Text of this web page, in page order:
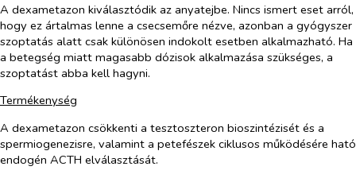
A dexametazon kiválasztódik az anyatejbe. Nincs ismert eset arról,
hogy ez ártalmas lenne a csecsemőre nézve, azonban a gyógyszer
szoptatás alatt csak különösen indokolt esetben alkalmazható. Ha
a betegség miatt magasabb dózisok alkalmazása szükséges, a
szoptatást abba kell hagyni.
Termékenység
A dexametazon csökkenti a tesztoszteron bioszintézisét és a
spermiogenezisre, valamint a petefészek ciklusos működésére ható
endogén ACTH elválasztását.